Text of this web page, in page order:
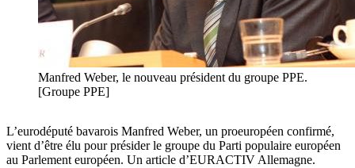
Manfred Weber, le nouveau président du groupe PPE.
[Groupe PPE]
L’eurodéputé bavarois Manfred Weber, un proeuropéen confirmé,
vient d’être élu pour présider le groupe du Parti populaire européen
au Parlement européen. Un article d’EURACTIV Allemagne.